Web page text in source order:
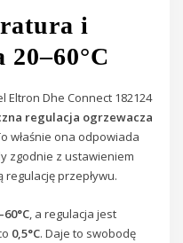
i
Eltron Dhe Connect 182124
regulacja ogrzewacza
właśnie ona odpowiada
zgodnie z ustawieniem
przepływu.
, a regulacja jest
0,5°C. Daje to swobodę